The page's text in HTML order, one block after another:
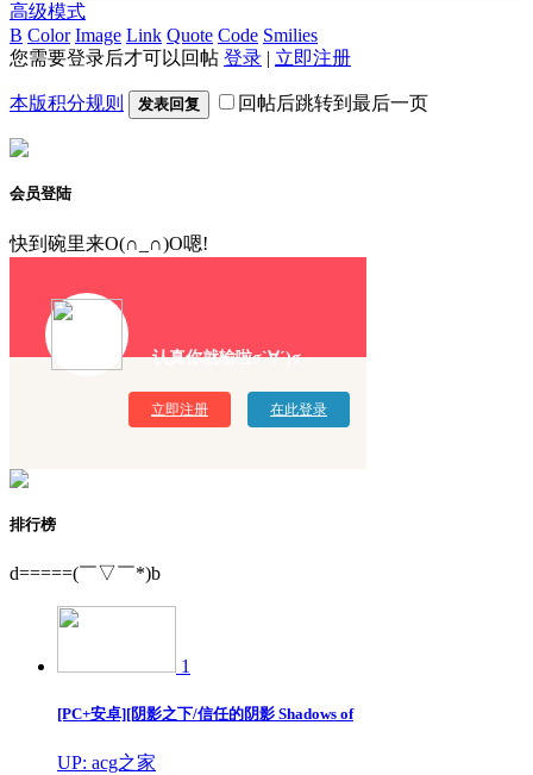
高级模式
B Color Image Link Quote Code Smilies
您需要登录后才可以回帖 登录 | 立即注册
本版积分规则 发表回复 回帖后跳转到最后一页
会员登陆
快到碗里来O(∩_∩)O嗯!
认真你就输啦σ`∀´)σ
立即注册 在此登录
排行榜
d=====(￣▽￣*)b
1
[PC+安卓][阴影之下/信任的阴影 Shadows of
UP: acg之家